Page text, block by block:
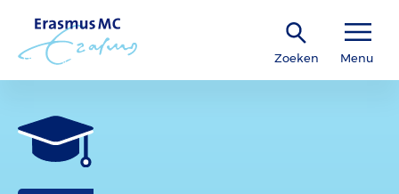
Zoeken Menu